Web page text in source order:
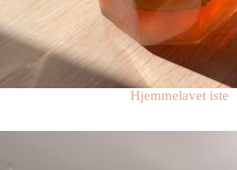
Hjemmelavet iste